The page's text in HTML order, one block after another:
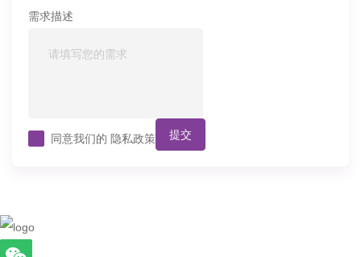
需求描述
同意我们的 隐私政策 提交